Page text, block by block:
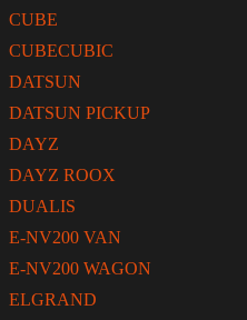
CUBE
CUBECUBIC
DATSUN
DATSUN PICKUP
DAYZ
DAYZ ROOX
DUALIS
E-NV200 VAN
E-NV200 WAGON
ELGRAND